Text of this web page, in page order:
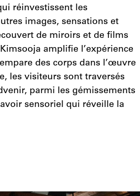
réinvestissent les
images, sensations et
de miroirs et de films
amplifie l’expérience
des corps dans l’œuvre
les visiteurs sont traversés
parmi les gémissements
sensoriel qui réveille la